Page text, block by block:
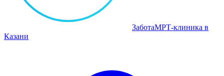
ЗаботаМРТ‑клиника в
Казани